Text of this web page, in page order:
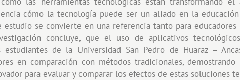
cómo la tecnología puede ser un aliado en la
se convierte en una referencia tanto para
concluye, que el uso de aplicativos
de la Universidad San Pedro de Huaraz –
en comparación con métodos tradicionales,
para evaluar y comparar los efectos de estas soluciones